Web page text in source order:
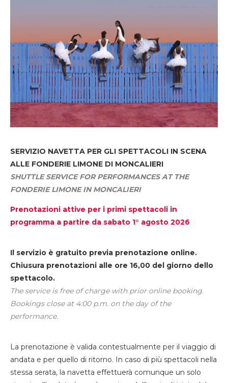
SERVIZIO NAVETTA PER GLI SPETTACOLI IN SCENA
ALLE FONDERIE LIMONE DI MONCALIERI
SHUTTLE SERVICE FOR PERFORMANCES AT THE
FONDERIE LIMONE IN MONCALIERI
Prenotazioni attive per i primi spettacoli in
programma a partire da sabato 1° agosto 2026
Il servizio è gratuito previa prenotazione online.
Chiusura prenotazioni alle ore 16,00 del giorno dello
spettacolo.
The service is free of charge with prior online booking.
Bookings close at 4:00 p.m. on the day of the
performance.
La prenotazione è valida contestualmente per il viaggio di
andata e per quello di ritorno. In caso di più spettacoli nella
stessa serata, la navetta effettuerà comunque un solo